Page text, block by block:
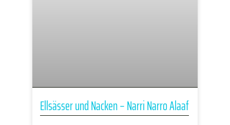
Ellsässer und Nacken – Narri Narro Alaaf